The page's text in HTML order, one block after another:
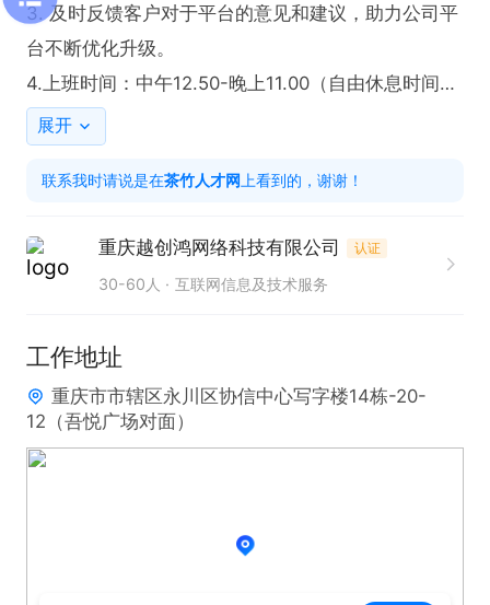
3. 及时反馈客户对于平台的意见和建议，助力公司平
台不断优化升级。
4.上班时间：中午12.50-晚上11.00（自由休息时间）
任职要求：
1. 熟练掌握打字技能，能够快速、准确地进行文字输
入。
户问题。
3. 招聘年龄要求：25岁以下 ，接受小白 想努力赚钱
急聘者优先电话（微信同号）
全是年轻人聚集地，团队年轻化，氛围超好，福利多
多，欢迎符合条件的求职者前来面试洽谈~~~
展开
联系我时请说是在茶竹人才网 上看到的，谢谢！
重庆越创鸿网络科技有限公司 认证
30-60人 互联网信息及技术服务
工作地址
重庆市市辖区永川区协信中心写字楼14栋-20-
12（吾悦广场对面）